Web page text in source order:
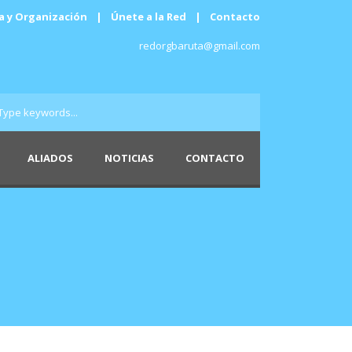
y Organización | Únete a la Red | Contacto
redorgbaruta@gmail.com
ALIADOS NOTICIAS CONTACTO